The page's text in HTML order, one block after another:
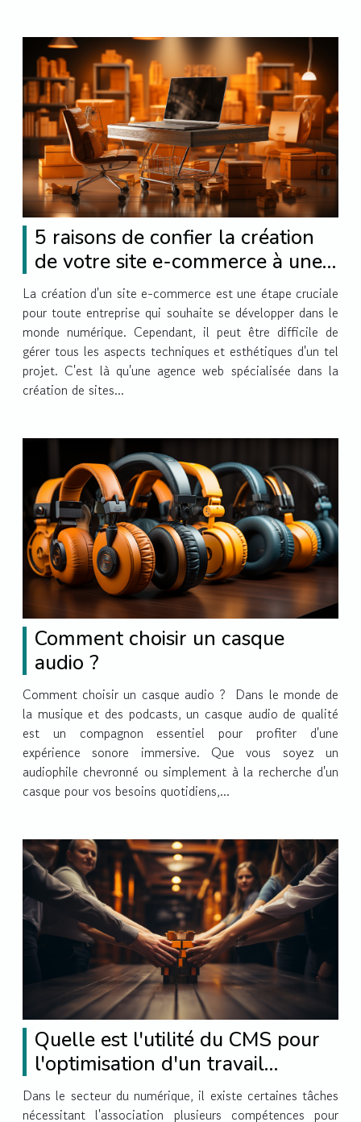
5 raisons de confier la création
de votre site e-commerce à une
agence web
La création d'un site e-commerce est une étape cruciale
pour toute entreprise qui souhaite se développer dans le
monde numérique. Cependant, il peut être difficile de
gérer tous les aspects techniques et esthétiques d'un tel
projet. C'est là qu'une agence web spécialisée dans la
création de sites...
Comment choisir un casque
audio ?
Comment choisir un casque audio ? Dans le monde de
la musique et des podcasts, un casque audio de qualité
est un compagnon essentiel pour profiter d'une
expérience sonore immersive. Que vous soyez un
audiophile chevronné ou simplement à la recherche d'un
casque pour vos besoins quotidiens,...
Quelle est l'utilité du CMS pour
l'optimisation d'un travail
collectif sur une plateforme web
?
Dans le secteur du numérique, il existe certaines tâches
nécessitant l'association plusieurs compétences pour